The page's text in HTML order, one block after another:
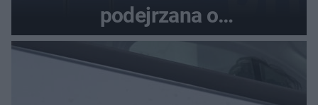
podejrzana o
przywłaszczenie 470 000 zł